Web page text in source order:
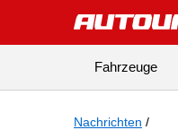
Fahrzeuge
Nachrichten /